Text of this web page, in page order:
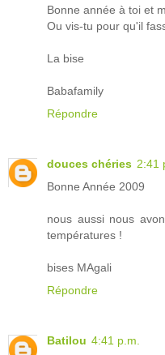
Bonne année à toi et
Ou vis-tu pour qu'il
La bise
Babafamily
Répondre
douces chéries 2:41
Bonne Année 2009
nous aussi nous
températures !
bises MAgali
Répondre
Batilou 4:41 p.m.